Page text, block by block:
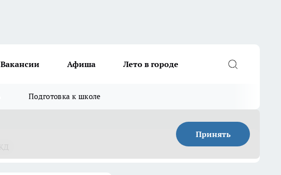
Вакансии Афиша Лето в городе
Подготовка к школе
Принять